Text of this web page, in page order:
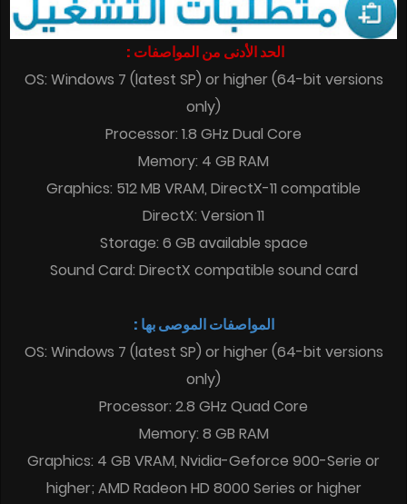
الحد الأدنى من المواصفات :
OS: Windows 7 (latest SP) or higher (64-bit versions
only)
Processor: 1.8 GHz Dual Core
Memory: 4 GB RAM
Graphics: 512 MB VRAM, DirectX-11 compatible
DirectX: Version 11
Storage: 6 GB available space
Sound Card: DirectX compatible sound card
المواصفات الموصى بها :
OS: Windows 7 (latest SP) or higher (64-bit versions
only)
Processor: 2.8 GHz Quad Core
Memory: 8 GB RAM
Graphics: 4 GB VRAM, Nvidia-Geforce 900-Serie or
higher; AMD Radeon HD 8000 Series or higher